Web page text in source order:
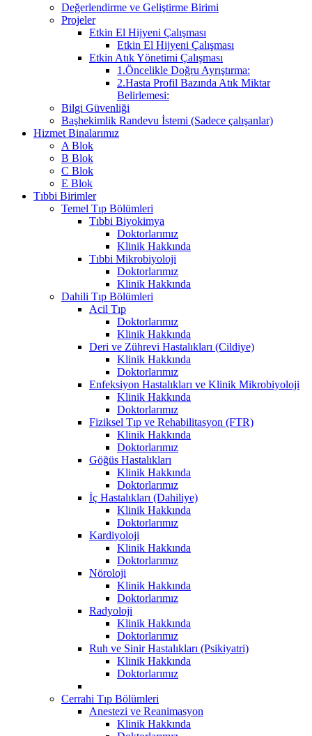
Değerlendirme ve Geliştirme Birimi
Projeler
Etkin El Hijyeni Çalışması
Etkin El Hijyeni Çalışması
Etkin Atık Yönetimi Çalışması
1.Öncelikle Doğru Ayrıştırma:
2.Hasta Profil Bazında Atık Miktar
Belirlemesi:
Bilgi Güvenliği
Başhekimlik Randevu İstemi (Sadece çalışanlar)
Hizmet Binalarımız
A Blok
B Blok
C Blok
E Blok
Tıbbi Birimler
Temel Tıp Bölümleri
Tıbbi Biyokimya
Doktorlarımız
Klinik Hakkında
Tıbbi Mikrobiyoloji
Doktorlarımız
Klinik Hakkında
Dahili Tıp Bölümleri
Acil Tıp
Doktorlarımız
Klinik Hakkında
Deri ve Zührevi Hastalıkları (Cildiye)
Klinik Hakkında
Doktorlarımız
Enfeksiyon Hastalıkları ve Klinik Mikrobiyoloji
Klinik Hakkında
Doktorlarımız
Fiziksel Tıp ve Rehabilitasyon (FTR)
Klinik Hakkında
Doktorlarımız
Göğüs Hastalıkları
Klinik Hakkında
Doktorlarımız
İç Hastalıkları (Dahiliye)
Klinik Hakkında
Doktorlarımız
Kardiyoloji
Klinik Hakkında
Doktorlarımız
Nöroloji
Klinik Hakkında
Doktorlarımız
Radyoloji
Klinik Hakkında
Doktorlarımız
Ruh ve Sinir Hastalıkları (Psikiyatri)
Klinik Hakkında
Doktorlarımız
Cerrahi Tıp Bölümleri
Anestezi ve Reanimasyon
Klinik Hakkında